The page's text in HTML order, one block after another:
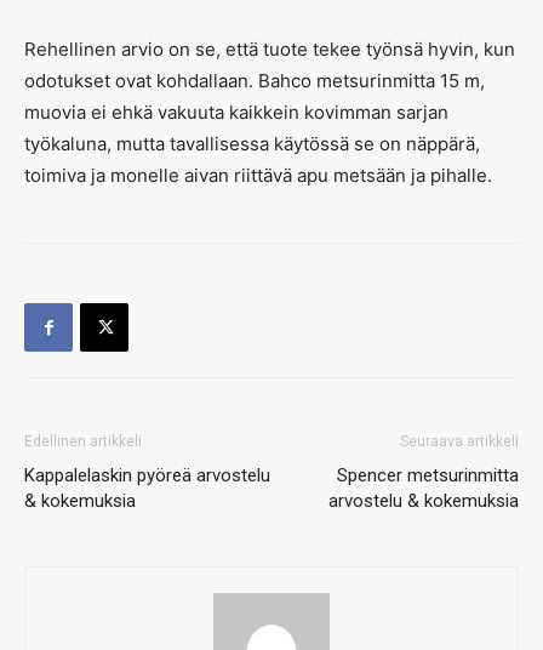
Rehellinen arvio on se, että tuote tekee työnsä hyvin, kun
odotukset ovat kohdallaan. Bahco metsurinmitta 15 m,
muovia ei ehkä vakuuta kaikkein kovimman sarjan
työkaluna, mutta tavallisessa käytössä se on näppärä,
toimiva ja monelle aivan riittävä apu metsään ja pihalle.
Edellinen artikkeli
Kappalelaskin pyöreä arvostelu
& kokemuksia
Seuraava artikkeli
Spencer metsurinmitta
arvostelu & kokemuksia